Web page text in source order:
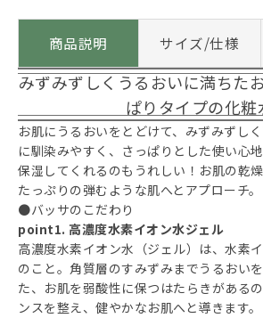
商品説明 サイズ/仕様
みずみずしくうるおいに満ちた
ぱりタイプの化粧
お肌にうるおいをとどけて、みずみずし
に馴染みやすく、さっぱりとした使い心
保湿してくれるのもうれしい！お肌の乾
たっぷりの弾むような肌へとアプローチ。
●バッサのこだわり
point1. 高濃度水素イオン水ジェル
高濃度水素イオン水（ジェル）は、水素
のこと。角質層のすみずみまでうるおい
た、お肌を弱酸性に保つはたらきがある
ンスを整え、健やかなお肌へと導きます。